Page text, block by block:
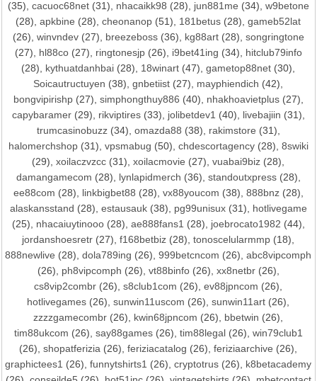
(35), cacuoc68net(31), nhacaikk98 (28), jun881me (34), w9betone
(28),apkbine (28),cheonanop (51), 181betus (28),gameb52lat
(26), winvndev(27), breezeboss(36), kg88art(28), songringtone
(27), hl88co(27), ringtonesjp(26), i9bet41ing (34), hitclub79info
(28), kythuatdanhbai (28), 18winart (47),gametop88net (30),
Soicautructuyen (38),gnbetiist (27), mayphiendich (42),
bongvipirishp(27), simphongthuy886 (40), nhakhoavietplus(27),
capybaramer(29), rikviptires(33), jolibetdev1 (40), livebajiin (31),
trumcasinobuzz(34), omazda88 (38), rakimstore (31),
halomerchshop(31), vpsmabug (50), chdescortagency(28), 8swiki
(29),xoilaczvzcc (31),xoilacmovie (27),vuabai9biz (28),
damangamecom (28), lynlapidmerch (36), standoutxpress(28),
ee88com (28), linkbigbet88 (28), vx88youcom (38), 888bnz(28),
alaskansstand (28), estausauk(38), pg99unisux(31), hotlivegame
(25), nhacaiuytinooo(28), ae888fans1 (28), joebrocato1982 (44),
jordanshoesretr (27),f168betbiz (28),tonoscelularmmp (18),
888newlive (28),dola789ing (26),999betcncom (26),abc8vipcomph
(26), ph8vipcomph (26), vt88binfo(26), xx8netbr(26),
cs8vip2combr (26),s8club1com (26),ev88jpncom (26),
hotlivegames (26),sunwin11uscom (26),sunwin11art (26),
zzzzgamecombr (26), kwin68jpncom (26), bbetwin (26),
tim88ukcom (26), say88games(26), tim88legal (26), win79club1
(26),shopatferizia (26),feriziacatalog (26),feriziaarchive (26),
graphictees1 (26),funnytshirts1 (26),cryptotrus (26), k8betacademy